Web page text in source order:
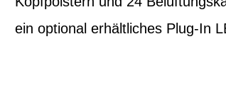
ein optional erhältliches Plug-In